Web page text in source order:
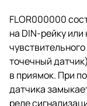
FLOR000000
на DIN-рейку
точечный
в приямок. При
датчика
реле